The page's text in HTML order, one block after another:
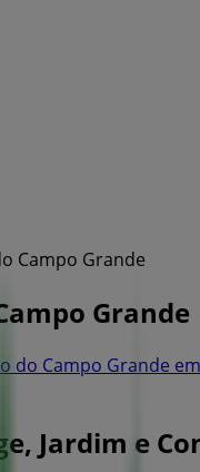
Campo Grande
Grande
do Campo Grande
Jardim e